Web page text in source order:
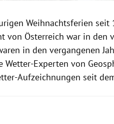
Weihnachtsferien seit
von Österreich war in den
in den vergangenen
Experten von
Aufzeichnungen seit